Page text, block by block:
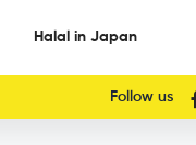
Halal in Japan
Follow us